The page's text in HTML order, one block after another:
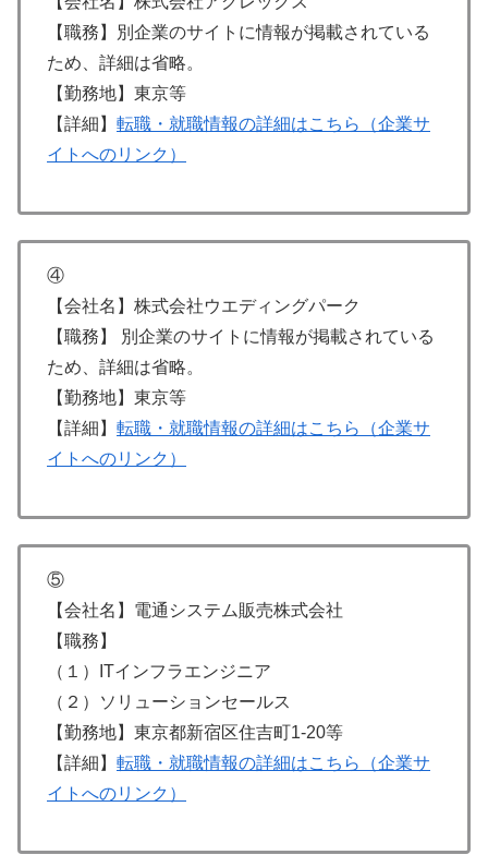
【職務】別企業のサイトに情報が掲載されている
ため、詳細は省略。
【勤務地】東京等
【詳細】 転職・就職情報の詳細はこちら（企業サ
イトへのリンク）
④
【会社名】株式会社ウエディングパーク
【職務】 別企業のサイトに情報が掲載されている
ため、詳細は省略。
【勤務地】東京等
【詳細】 転職・就職情報の詳細はこちら（企業サ
イトへのリンク）
⑤
【会社名】電通システム販売株式会社
【職務】
（１）ITインフラエンジニア
（２）ソリューションセールス
【勤務地】東京都新宿区住吉町1-20等
【詳細】 転職・就職情報の詳細はこちら（企業サ
イトへのリンク）